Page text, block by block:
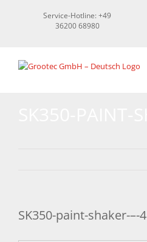
Service-Hotline: +49
36200 68980
SK350-paint-shaker-–-4